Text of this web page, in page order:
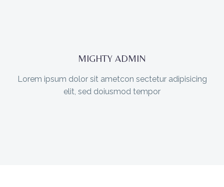
MIGHTY ADMIN
Lorem ipsum dolor sit ametcon sectetur adipisicing
elit, sed doiusmod tempor